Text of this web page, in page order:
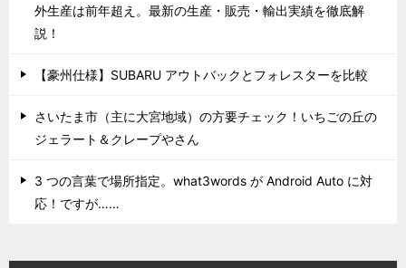
外生産は前年超え。最新の生産・販売・輸出実績を徹底解
説！
【豪州仕様】SUBARU アウトバックとフォレスターを比較
さいたま市（主に大宮地域）の方要チェック！いちごの丘の
ジェラート＆クレープやさん
3 つの言葉で場所指定。what3words が Android Auto に対
応！ですが……